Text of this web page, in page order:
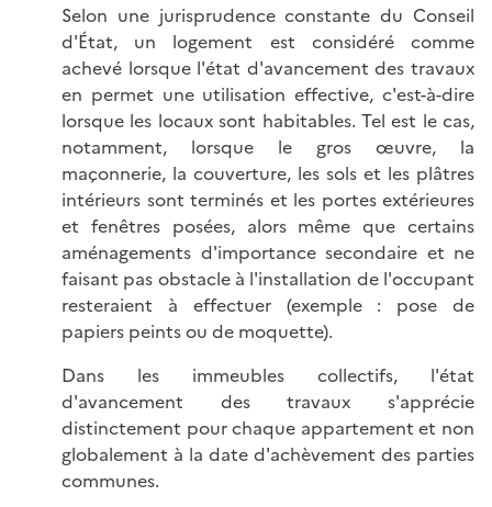
Selon une jurisprudence constante du Conseil
d'État, un logement est considéré comme
achevé lorsque l'état d'avancement des travaux
en permet une utilisation effective, c'est-à-dire
lorsque les locaux sont habitables. Tel est le cas,
notamment, lorsque le gros œuvre, la
maçonnerie, la couverture, les sols et les plâtres
intérieurs sont terminés et les portes extérieures
et fenêtres posées, alors même que certains
aménagements d'importance secondaire et ne
faisant pas obstacle à l'installation de l'occupant
resteraient à effectuer (exemple : pose de
papiers peints ou de moquette).
Dans les immeubles collectifs, l'état
d'avancement des travaux s'apprécie
distinctement pour chaque appartement et non
globalement à la date d'achèvement des parties
communes.